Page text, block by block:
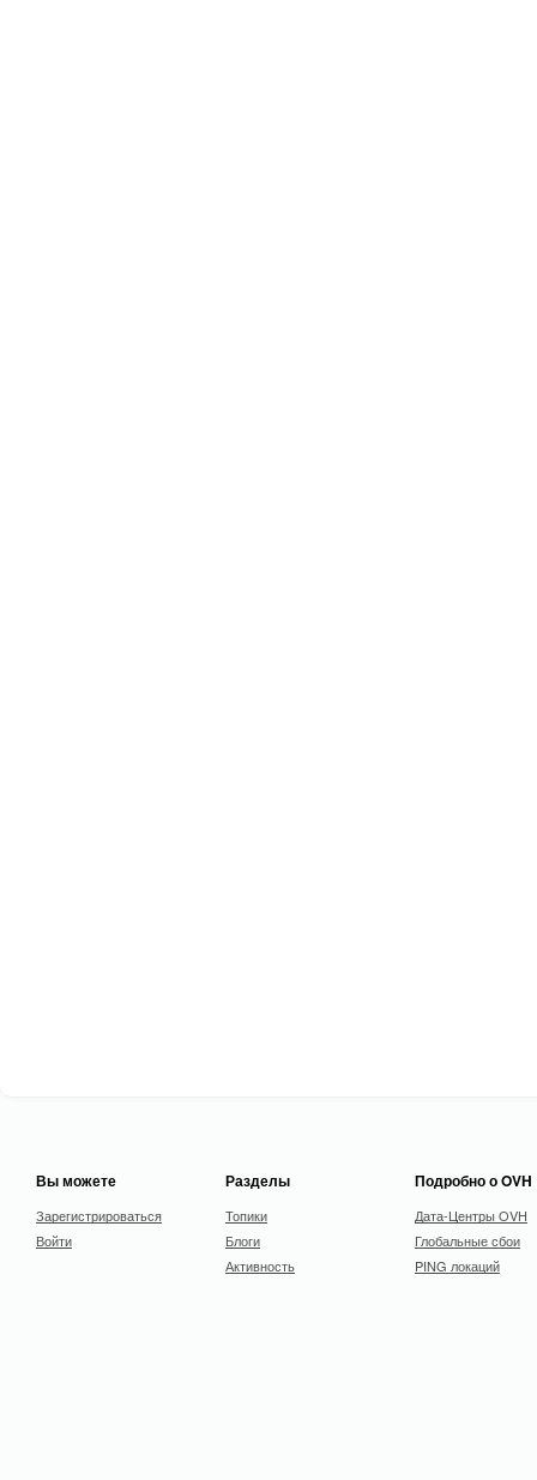
Вы можете
Зарегистрироваться
Войти
Разделы
Топики
Блоги
Активность
Подробно о OVH
Дата-Центры OVH
Глобальные сбои
PING локаций